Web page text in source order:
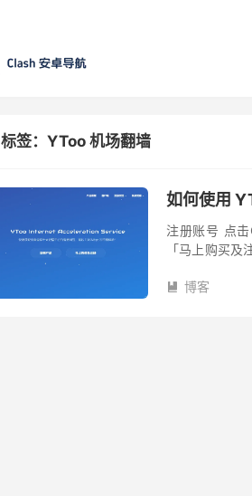
标签：YToo 机场翻墙
如何使用
注册账号 点
「马上购买
 博客